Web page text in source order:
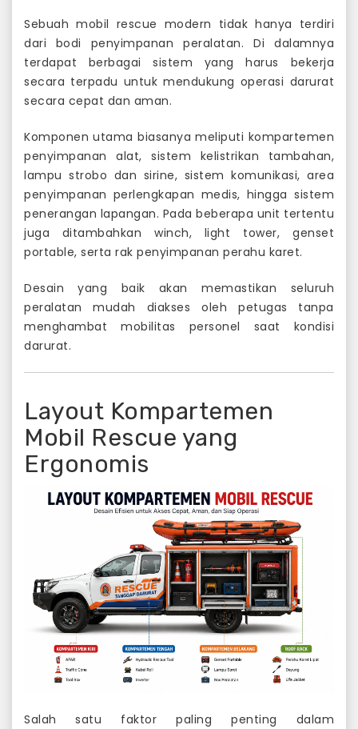
Sebuah mobil rescue modern tidak hanya terdiri
dari bodi penyimpanan peralatan. Di dalamnya
terdapat berbagai sistem yang harus bekerja
secara terpadu untuk mendukung operasi darurat
secara cepat dan aman.
Komponen utama biasanya meliputi kompartemen
penyimpanan alat, sistem kelistrikan tambahan,
lampu strobo dan sirine, sistem komunikasi, area
penyimpanan perlengkapan medis, hingga sistem
penerangan lapangan. Pada beberapa unit tertentu
juga ditambahkan winch, light tower, genset
portable, serta rak penyimpanan perahu karet.
Desain yang baik akan memastikan seluruh
peralatan mudah diakses oleh petugas tanpa
menghambat mobilitas personel saat kondisi
darurat.
Layout Kompartemen
Mobil Rescue yang
Ergonomis
Salah satu faktor paling penting dalam